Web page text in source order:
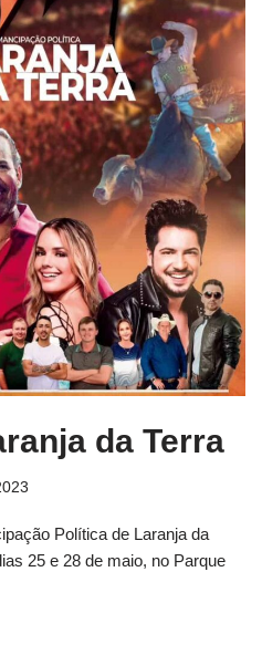
da Terra
Política de Laranja da
25 e 28 de maio, no Parque